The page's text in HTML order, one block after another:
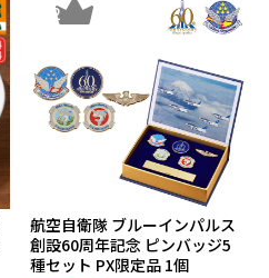
2
航空自衛隊 ブルーインパルス
創設60周年記念 ピンバッジ5
種セット PX限定品 1個